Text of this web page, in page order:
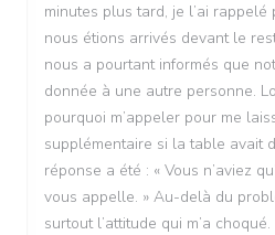
minutes plus tard, je l’ai
nous étions arrivés devant le
nous a pourtant informés que
donnée à une autre personne.
pourquoi m’appeler pour me
supplémentaire si la table avait
réponse a été : « Vous n’aviez
vous appelle. » Au-delà du
surtout l’attitude qui m’a